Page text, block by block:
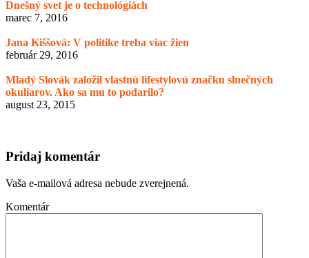
Dnešný svet je o technológiách
marec 7, 2016
Jana Kiššová: V politike treba viac žien
február 29, 2016
Mladý Slovák založil vlastnú lifestylovú značku slnečných
okuliarov. Ako sa mu to podarilo?
august 23, 2015
Pridaj komentár
Vaša e-mailová adresa nebude zverejnená.
Komentár